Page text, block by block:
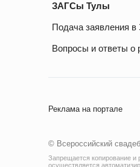
ЗАГСы Тулы
Подача заявления в
Вопросы и ответы о
Реклама на портале
© Всероссийский
Запрещается копирование и
осуществляется